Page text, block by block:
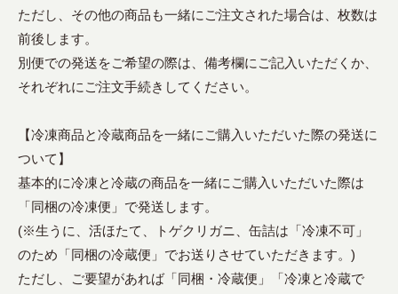
ただし、その他の商品も一緒にご注文された場合は、枚数は
前後します。
別便での発送をご希望の際は、備考欄にご記入いただくか、
それぞれにご注文手続きしてください。
【冷凍商品と冷蔵商品を一緒にご購入いただいた際の発送に
ついて】
基本的に冷凍と冷蔵の商品を一緒にご購入いただいた際は
「同梱の冷凍便」で発送します。
(※生うに、活ほたて、トゲクリガニ、缶詰は「冷凍不可」
のため「同梱の冷蔵便」でお送りさせていただきます。)
ただし、ご要望があれば「同梱・冷蔵便」「冷凍と冷蔵で